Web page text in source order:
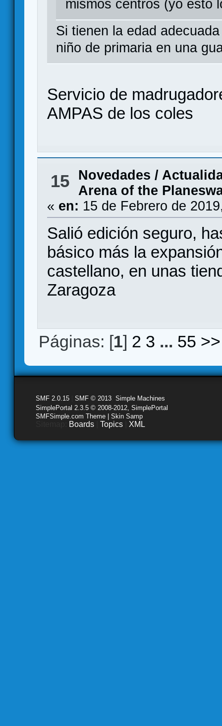
mismos centros (yo esto
Si tienen la edad
niño de primaria en una
Servicio de
AMPAS de los coles
15
Novedades /
Arena of the
« en: 15 de Febrero de
Salió edición seguro,
básico más la
castellano, en unas
Zaragoza
Páginas: [1] 2 3 ... 55 >>
SMF 2.0.15 SMF © 2013 Simple Machines
SimplePortal 2.3.5 © 2008-2012, SimplePortal
SMFSimple.com Theme | Skin Samp
Boards Topics XML